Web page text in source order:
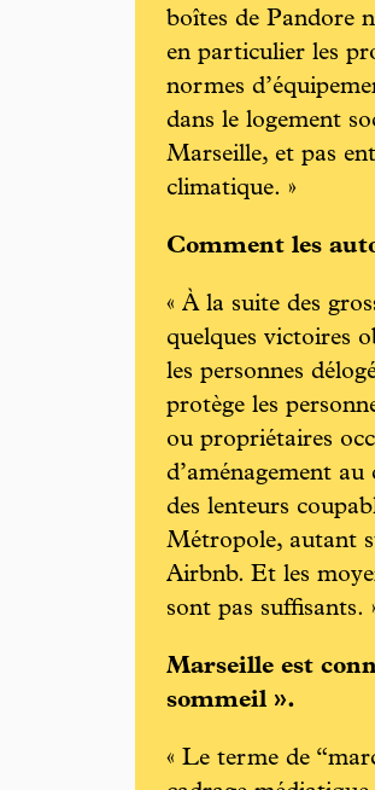
boîtes de Pandore
en particulier les
normes
dans le logement
Marseille, et pas
climatique. »
Comment les
« À la suite des
quelques victoires
les personnes
protège les
ou propriétaires
d’aménagement
des lenteurs
Métropole, autant
Airbnb. Et les
sont pas suffisants.
Marseille est
sommeil ».
« Le terme de